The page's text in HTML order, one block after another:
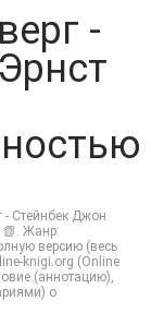
-
- Стейнбек Джон
📗. Жанр:
версию (весь
knigi.org (Online
(аннотацию),
о